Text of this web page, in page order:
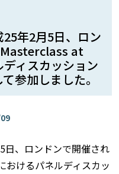
年2月5日、ロン
Masterclass at
ィスカッション
参加しました。
日、ロンドンで開催され
おけるパネルディスカッ